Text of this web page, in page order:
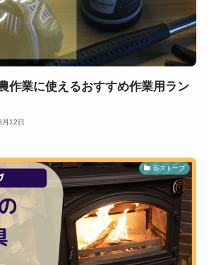
作業に使えるおすすめ作業用ラン
12日
薪ストーブ